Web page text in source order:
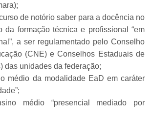
de notório saber para a docência no
da formação técnica e profissional “em
a ser regulamentado pelo Conselho
(CNE) e Conselhos Estaduais de
das unidades da federação;
médio da modalidade EaD em caráter
médio “presencial mediado por